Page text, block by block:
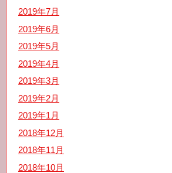
2019年7月
2019年6月
2019年5月
2019年4月
2019年3月
2019年2月
2019年1月
2018年12月
2018年11月
2018年10月